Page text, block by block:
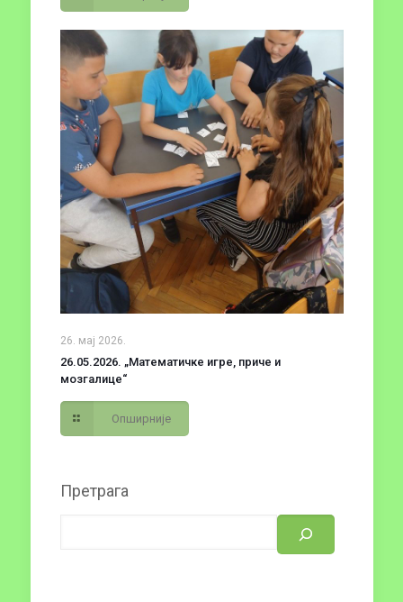
26. мај 2026.
26.05.2026. „Математичке игре, приче и
мозгалице“
Опширније
Претрага